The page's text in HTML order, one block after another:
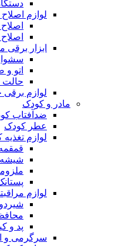
لوازم
ابزار برقی
اتو
حالت
لوازم برقی
مادر و کودک
ضدآفتاب
عطر کودک
لوازم
شیشه
لوازم
پد و
سرگرمی و